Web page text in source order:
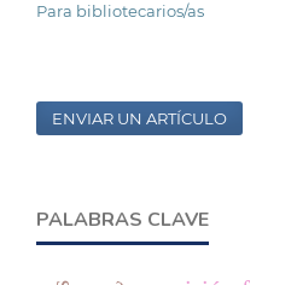
Para bibliotecarios/as
ENVIAR UN ARTÍCULO
PALABRAS CLAVE